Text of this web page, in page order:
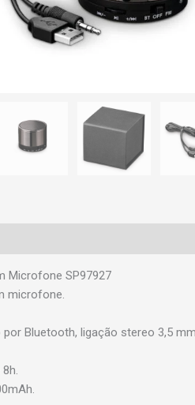
Microfone SP97927
microfone.
Bluetooth, ligação stereo 3,5